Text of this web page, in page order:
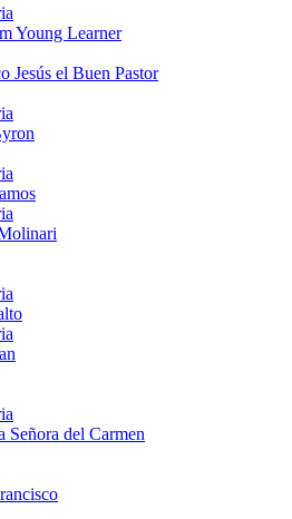
Young Learner
Jesús el Buen Pastor
Señora del Carmen